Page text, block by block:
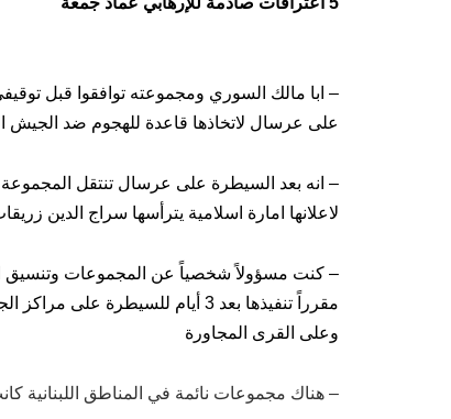
– ابا مالك السوري ومجموعته توافقوا قبل
على عرسال لاتخاذها قاعدة للهجوم ضد الجيش
– انه بعد السيطرة على عرسال تنتقل
لاعلانها امارة اسلامية يترأسها سراج الدين
– كنت مسؤولاً شخصياً عن المجموعات وتنسيق
مقرراً تنفيذها بعد 3 أيام للسيطرة
وعلى القرى المجاورة
– هناك مجموعات نائمة في المناطق اللبنانية